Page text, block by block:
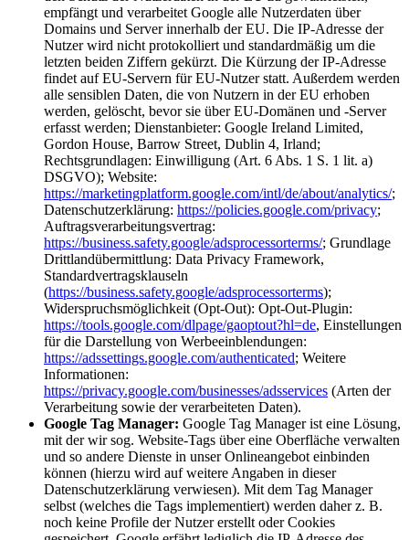
empfängt und verarbeitet Google alle Nutzerdaten über
Domains und Server innerhalb der EU. Die IP-Adresse der
Nutzer wird nicht protokolliert und standardmäßig um die
letzten beiden Ziffern gekürzt. Die Kürzung der IP-Adresse
findet auf EU-Servern für EU-Nutzer statt. Außerdem werden
alle sensiblen Daten, die von Nutzern in der EU erhoben
werden, gelöscht, bevor sie über EU-Domänen und -Server
erfasst werden; Dienstanbieter: Google Ireland Limited,
Gordon House, Barrow Street, Dublin 4, Irland;
Rechtsgrundlagen: Einwilligung (Art. 6 Abs. 1 S. 1 lit. a)
DSGVO); Website:
https://marketingplatform.google.com/intl/de/about/analytics/;
Datenschutzerklärung: https://policies.google.com/privacy;
Auftragsverarbeitungsvertrag:
https://business.safety.google/adsprocessorterms/; Grundlage
Drittlandübermittlung: Data Privacy Framework,
Standardvertragsklauseln
(https://business.safety.google/adsprocessorterms);
Widerspruchsmöglichkeit (Opt-Out): Opt-Out-Plugin:
https://tools.google.com/dlpage/gaoptout?hl=de, Einstellungen
für die Darstellung von Werbeeinblendungen:
https://adssettings.google.com/authenticated; Weitere
Informationen:
https://privacy.google.com/businesses/adsservices (Arten der
Verarbeitung sowie der verarbeiteten Daten).
Google Tag Manager: Google Tag Manager ist eine Lösung,
mit der wir sog. Website-Tags über eine Oberfläche verwalten
und so andere Dienste in unser Onlineangebot einbinden
können (hierzu wird auf weitere Angaben in dieser
Datenschutzerklärung verwiesen). Mit dem Tag Manager
selbst (welches die Tags implementiert) werden daher z. B.
noch keine Profile der Nutzer erstellt oder Cookies